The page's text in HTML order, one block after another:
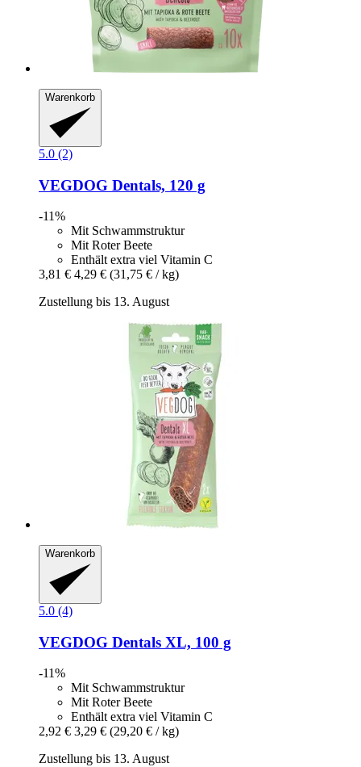
Warenkorb
5.0 (2)
VEGDOG Dentals, 120 g
-11%
Mit Schwammstruktur
Mit Roter Beete
Enthält extra viel Vitamin C
3,81 € 4,29 € (31,75 € / kg)
Zustellung bis 13. August
Warenkorb
5.0 (4)
VEGDOG Dentals XL, 100 g
-11%
Mit Schwammstruktur
Mit Roter Beete
Enthält extra viel Vitamin C
2,92 € 3,29 € (29,20 € / kg)
Zustellung bis 13. August